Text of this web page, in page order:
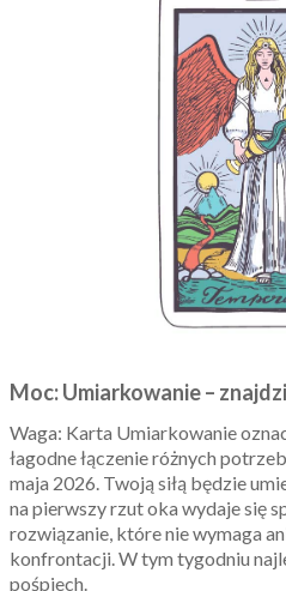
Moc: Umiarkowanie –
Waga: Karta Umiarkowanie
łagodne łączenie różnych
maja 2026. Twoją siłą będzie
na pierwszy rzut oka wydaje się
rozwiązanie, które nie wymaga
konfrontacji. W tym tygodniu
pośpiech.